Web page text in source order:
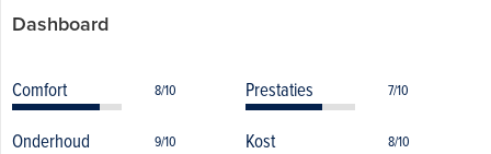
Dashboard
Comfort 8/10 Prestaties 7/10
Onderhoud 9/10 Kost 8/10